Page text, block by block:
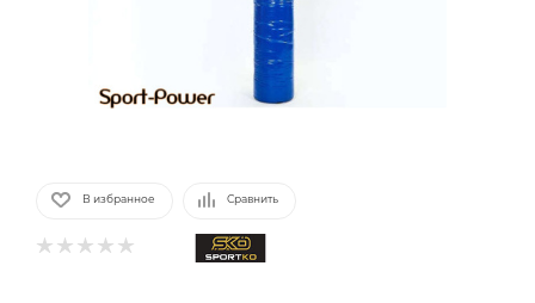
В избранное Сравнить